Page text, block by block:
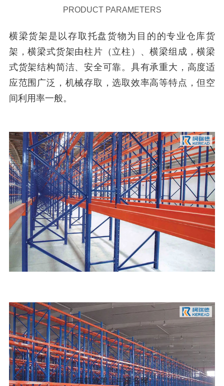
PRODUCT PARAMETERS
横梁货架是以存取托盘货物为目的的专业仓库货
架，横梁式货架由柱片（立柱）、横梁组成，横梁
式货架结构简洁、安全可靠。具有承重大，高度适
应范围广泛，机械存取，选取效率高等特点，但空
间利用率一般。